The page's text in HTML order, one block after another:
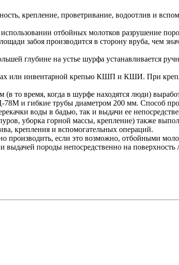
крепление, проветривание, водоотлив и
отбойных молотков разрушение
забоя производится в сторону вруба, чем
глубине на устье шурфа устанавливается
или инвентарной крепью КШП и КШИ. При
то время, когда в шурфе находятся люди)
и гибкие трубы диаметром 200 мм. Способ
воды в бадью, так и выдачи ее
уборка горной массы, крепление) также
крепления и вспомогательных операций.
производить, если это возможно, отбойными
породы непосредственно на поверхность